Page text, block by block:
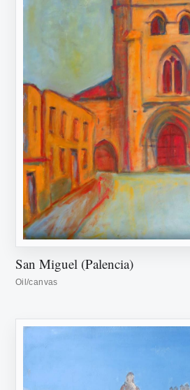
San Miguel (Palencia)
Oil/canvas